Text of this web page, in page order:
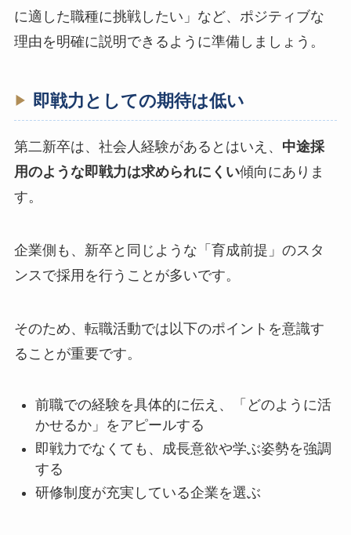
に適した職種に挑戦したい」など、ポジティブな
理由を明確に説明できるように準備しましょう。
即戦力としての期待は低い
第二新卒は、社会人経験があるとはいえ、 中途採
用のような即戦力は求められにくい傾向にありま
す。
企業側も、新卒と同じような「育成前提」のスタ
ンスで採用を行うことが多いです。
そのため、転職活動では以下のポイントを意識す
ることが重要です。
前職での経験を具体的に伝え、「どのように活
かせるか」をアピールする
即戦力でなくても、成長意欲や学ぶ姿勢を強調
する
研修制度が充実している企業を選ぶ